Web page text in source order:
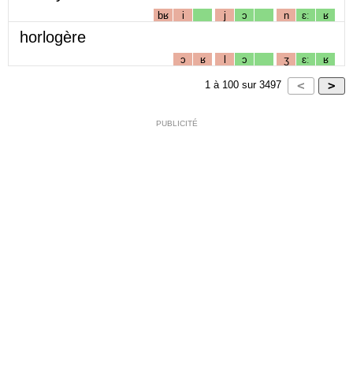
bʁ i j ɔ n ɛː ʁ
horlogère
ɔ ʁ l ɔ ʒ ɛː ʁ
1 à 100 sur 3497
PUBLICITÉ